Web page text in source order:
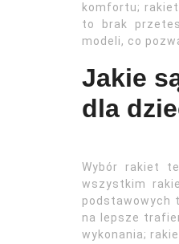
komfortu;
to brak
modeli, co
Jakie
dla
Wybór rakiet
wszystkim
podstawowych
na lepsze
wykonania;